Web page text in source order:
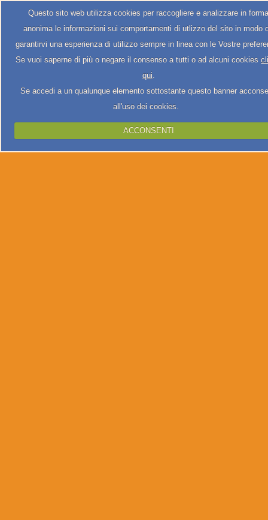
Questo sito web utilizza cookies per raccogliere e analizzare in
anonima le informazioni sui comportamenti di utlizzo del sito in modo
garantirvi una esperienza di utilizzo sempre in linea con le Vostre
Se vuoi saperne di più o negare il consenso a tutti o ad alcuni cookies
qui.
Se accedi a un qualunque elemento sottostante questo banner
all'uso dei cookies.
ACCONSENTI